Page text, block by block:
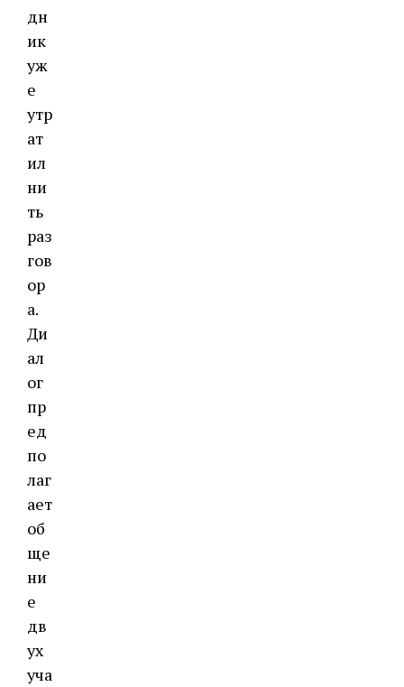
дн
ик
уж
е
утр
ат
ил
ни
ть
раз
гов
ор
а.
Ди
ал
ог
пр
ед
по
лаг
ает
об
ще
ни
е
дв
ух
уча